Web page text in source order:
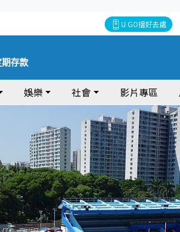
U GO搵好去處
期存款
娛樂 社會 影片專區